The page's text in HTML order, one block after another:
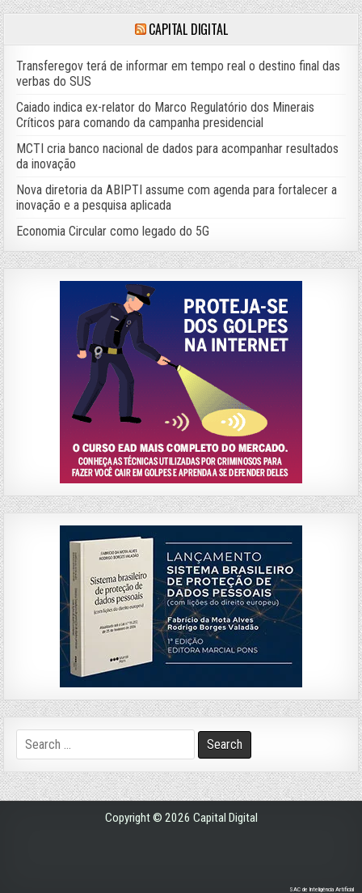
CAPITAL DIGITAL
Transferegov terá de informar em tempo real o destino final das
verbas do SUS
Caiado indica ex-relator do Marco Regulatório dos Minerais
Críticos para comando da campanha presidencial
MCTI cria banco nacional de dados para acompanhar resultados
da inovação
Nova diretoria da ABIPTI assume com agenda para fortalecer a
inovação e a pesquisa aplicada
Economia Circular como legado do 5G
Search
for:
Copyright © 2026 Capital Digital
SAC de Inteligência Artificial